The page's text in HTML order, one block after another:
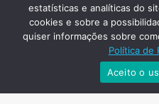
estatísticas e analíticas do
cookies e sobre a
quiser informações sobre
Política de
Aceito o